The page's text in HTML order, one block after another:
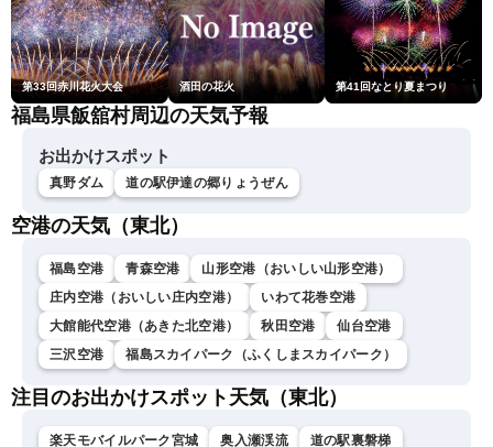
第33回赤川花火大会 酒田の花火 第41回なとり夏まつり
福島県飯舘村周辺の天気予報
お出かけスポット
真野ダム 道の駅伊達の郷りょうぜん
空港の天気（東北）
福島空港 青森空港
山形空港（おいしい山形空港）
庄内空港（おいしい庄内空港）
いわて花巻空港
大館能代空港（あきた北空港）
秋田空港
仙台空港
三沢空港
福島スカイパーク（ふくしまスカイパーク）
注目のお出かけスポット天気（東北）
楽天モバイルパーク宮城 奥入瀬渓流 道の駅裏磐梯